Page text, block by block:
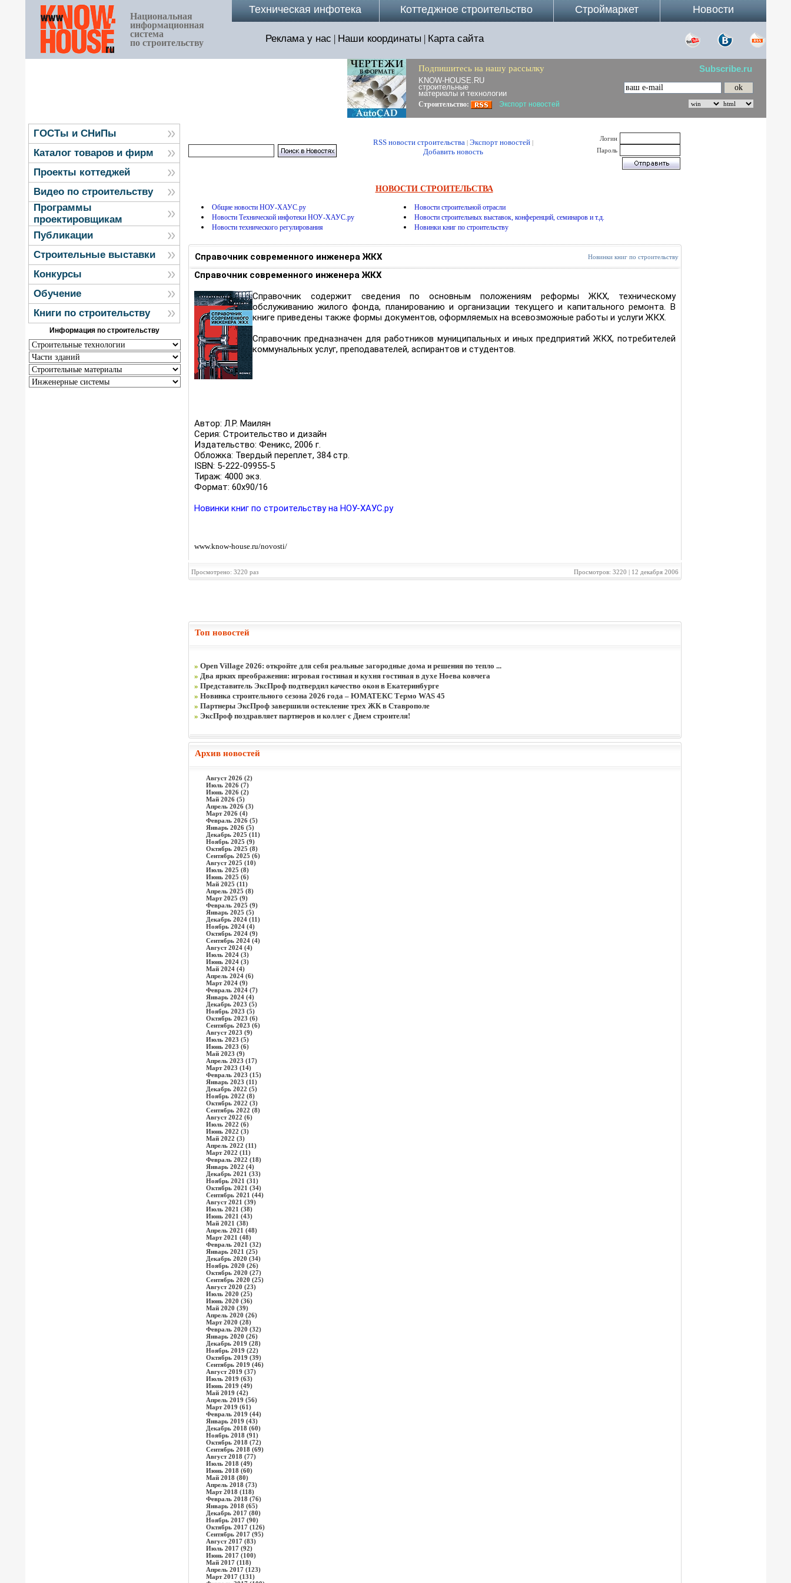
Национальная
информационная
система
по строительству
Новости
Строймаркет
Коттеджное строительство
Техническая инфотека
Реклама у нас | Наши координаты | Карта сайта
Подпишитесь на нашу рассылку Subscribe.ru
KNOW-HOUSE.RU
строительные
материалы и технологии
Строительство: Экспорт новостей
ГОСТы и СНиПы
Каталог товаров и фирм
Проекты коттеджей
Видео по строительству
Программы
проектировщикам
Публикации
Строительные выставки
Конкурсы
Обучение
Книги по строительству
Информация по строительству
RSS новости строительства | Экспорт новостей |
Добавить новость
Логин
Пароль
НОВОСТИ СТРОИТЕЛЬСТВА
Общие новости НОУ-ХАУС.ру
Новости строительной отрасли
Новости Технической инфотеки НОУ-ХАУС.ру
Новости строительных выставок, конференций, семинаров и т.д.
Новости технического регулирования
Новинки книг по строительству
Справочник современного инженера ЖКХ Новинки книг по строительству
Справочник современного инженера ЖКХ
Справочник содержит сведения по основным положениям реформы ЖКХ, техническому
обслуживанию жилого фонда, планированию и организации текущего и капитального ремонта. В
книге приведены также формы документов, оформляемых на всевозможные работы и услуги ЖКХ.
Справочник предназначен для работников муниципальных и иных предприятий ЖКХ, потребителей
коммунальных услуг, преподавателей, аспирантов и студентов.
Автор: Л.Р. Маилян
Серия: Строительство и дизайн
Издательство: Феникс, 2006 г.
Обложка: Твердый переплет, 384 стр.
ISBN: 5-222-09955-5
Тираж: 4000 экз.
Формат: 60x90/16
Новинки книг по строительству на НОУ-ХАУС.ру
www.know-house.ru/novosti/
Просмотрено: 3220 раз Просмотров: 3220 | 12 декабря 2006
Топ новостей
» Open Village 2026: откройте для себя реальные загородные дома и решения по тепло ...
» Два ярких преображения: игровая гостиная и кухня гостиная в духе Ноева ковчега
» Представитель ЭксПроф подтвердил качество окон в Екатеринбурге
» Новинка строительного сезона 2026 года – ЮМАТЕКС Термо WAS 45
» Партнеры ЭксПроф завершили остекление трех ЖК в Ставрополе
» ЭксПроф поздравляет партнеров и коллег с Днем строителя!
Архив новостей
Август 2026 (2)
Июль 2026 (7)
Июнь 2026 (2)
Май 2026 (5)
Апрель 2026 (3)
Март 2026 (4)
Февраль 2026 (5)
Январь 2026 (5)
Декабрь 2025 (11)
Ноябрь 2025 (9)
Октябрь 2025 (8)
Сентябрь 2025 (6)
Август 2025 (10)
Июль 2025 (8)
Июнь 2025 (6)
Май 2025 (11)
Апрель 2025 (8)
Март 2025 (9)
Февраль 2025 (9)
Январь 2025 (5)
Декабрь 2024 (11)
Ноябрь 2024 (4)
Октябрь 2024 (9)
Сентябрь 2024 (4)
Август 2024 (4)
Июль 2024 (3)
Июнь 2024 (3)
Май 2024 (4)
Апрель 2024 (6)
Март 2024 (9)
Февраль 2024 (7)
Январь 2024 (4)
Декабрь 2023 (5)
Ноябрь 2023 (5)
Октябрь 2023 (6)
Сентябрь 2023 (6)
Август 2023 (9)
Июль 2023 (5)
Июнь 2023 (6)
Май 2023 (9)
Апрель 2023 (17)
Март 2023 (14)
Февраль 2023 (15)
Январь 2023 (11)
Декабрь 2022 (5)
Ноябрь 2022 (8)
Октябрь 2022 (3)
Сентябрь 2022 (8)
Август 2022 (6)
Июль 2022 (6)
Июнь 2022 (3)
Май 2022 (3)
Апрель 2022 (11)
Март 2022 (11)
Февраль 2022 (18)
Январь 2022 (4)
Декабрь 2021 (33)
Ноябрь 2021 (31)
Октябрь 2021 (34)
Сентябрь 2021 (44)
Август 2021 (39)
Июль 2021 (38)
Июнь 2021 (43)
Май 2021 (38)
Апрель 2021 (48)
Март 2021 (48)
Февраль 2021 (32)
Январь 2021 (25)
Декабрь 2020 (34)
Ноябрь 2020 (26)
Октябрь 2020 (27)
Сентябрь 2020 (25)
Август 2020 (23)
Июль 2020 (25)
Июнь 2020 (36)
Май 2020 (39)
Апрель 2020 (26)
Март 2020 (28)
Февраль 2020 (32)
Январь 2020 (26)
Декабрь 2019 (28)
Ноябрь 2019 (22)
Октябрь 2019 (39)
Сентябрь 2019 (46)
Август 2019 (37)
Июль 2019 (63)
Июнь 2019 (49)
Май 2019 (42)
Апрель 2019 (56)
Март 2019 (61)
Февраль 2019 (44)
Январь 2019 (43)
Декабрь 2018 (60)
Ноябрь 2018 (91)
Октябрь 2018 (72)
Сентябрь 2018 (69)
Август 2018 (77)
Июль 2018 (49)
Июнь 2018 (60)
Май 2018 (80)
Апрель 2018 (73)
Март 2018 (118)
Февраль 2018 (76)
Январь 2018 (65)
Декабрь 2017 (80)
Ноябрь 2017 (90)
Октябрь 2017 (126)
Сентябрь 2017 (95)
Август 2017 (83)
Июль 2017 (92)
Июнь 2017 (100)
Май 2017 (118)
Апрель 2017 (123)
Март 2017 (131)